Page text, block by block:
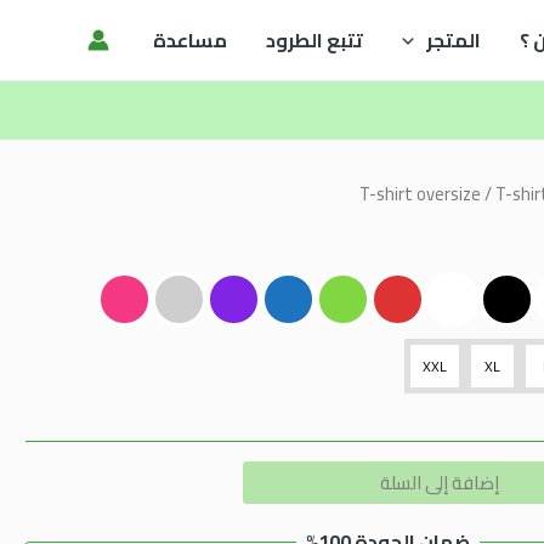
؟ المتجر تتبع الطرود مساعدة
T-shirt oversize/ T-
XL
XXL
إضافة إلى السلة